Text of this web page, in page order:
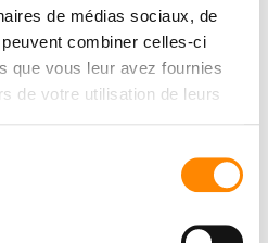
de médias sociaux, de
combiner celles-ci
que vous leur avez fournies
de votre utilisation de leurs